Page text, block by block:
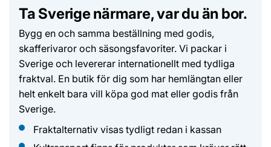
Ta Sverige närmare, var du än bor.
Bygg en och samma beställning med godis,
skafferivaror och säsongsfavoriter. Vi packar i
Sverige och levererar internationellt med tydliga
fraktval. En butik för dig som har hemlängtan eller
helt enkelt bara vill köpa god mat eller godis från
Sverige.
Fraktalternativ visas tydligt redan i kassan